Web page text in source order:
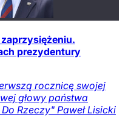
prezydentury
rocznicę swojej
głowy państwa
Rzeczy" Paweł Lisicki